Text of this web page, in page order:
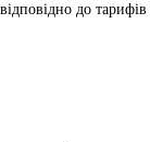
відповідно до тарифів